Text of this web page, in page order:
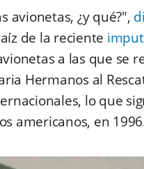
avionetas, ¿y qué?",
de la reciente
a las que se
Hermanos al
lo que
americanos, en